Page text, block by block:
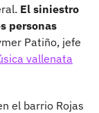
El siniestro
personas
Patiño, jefe
vallenata
el barrio Rojas